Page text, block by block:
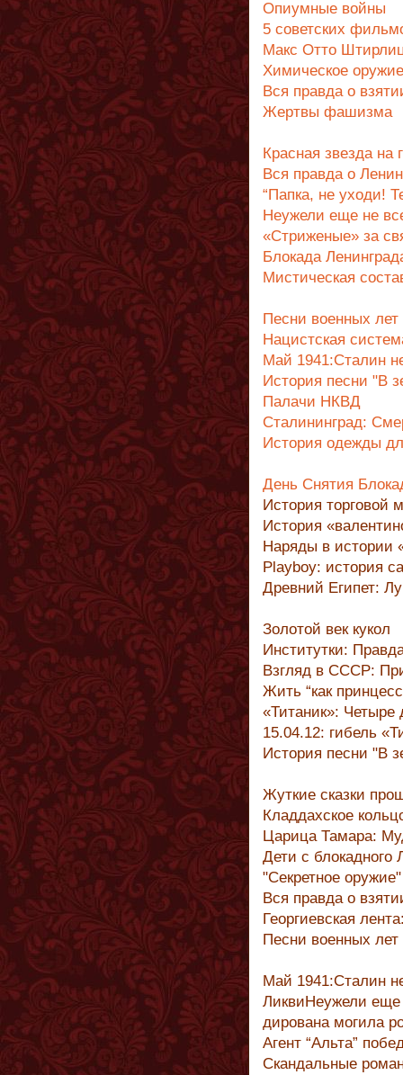
Опиумные войны
5 советских
Макс Отто
Химическое
Вся правда о
Жертвы фашизма
Красная звезда
Вся правда о
“Папка, не уходи!
Неужели еще не
«Стриженые» за
Блокада
Мистическая
Песни военных лет
Нацистская
Май 1941:Сталин
История песни "В
Палачи НКВД
Cталининград:
История одежды
День Снятия
История торговой
История
Наряды в истории
Playboy: история
Древний Египет:
Золотой век кукол
Институтки:
Взгляд в СССР:
Жить “как
«Титаник»: Четыре
15.04.12: гибель
История песни "В
Жуткие сказки
Кладдахское
Царица Тамара:
Дети с блокадного
"Секретное
Вся правда о
Георгиевская
Песни военных лет
Май 1941:Сталин
ЛиквиНеужели еще
дирована могила
Агент “Альта”
Скандальные